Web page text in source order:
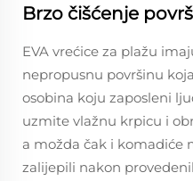
Brzo čišćenje
EVA vrećice za plažu
nepropusnu površinu
osobina koju zaposleni
uzmite vlažnu krpicu i
a možda čak i komadiće
zalijepili nakon